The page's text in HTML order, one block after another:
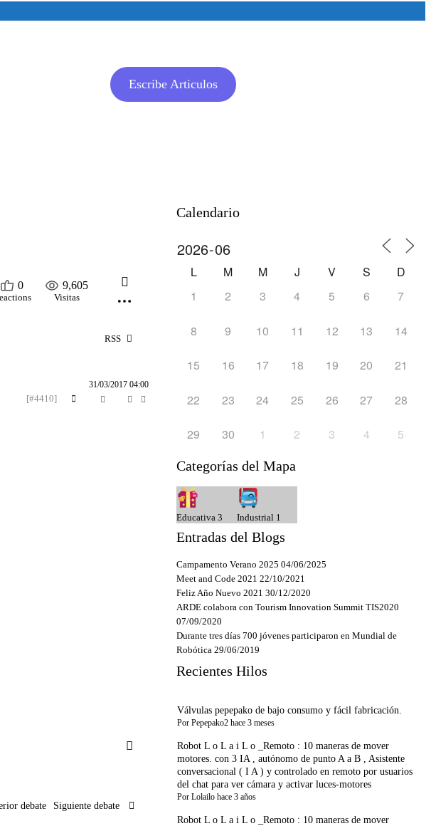
Escribe Articulos
0 9,605
Visitas
RSS
31/03/2017 04:00
[#4410]
debate Siguiente debate
Calendario
L M M J V S
D
1
2 3 4 5 6 7
8 9 10 11 12 13 14
15 16 17 18 19 20 21
22 23 24 25 26 27 28
29 30 1 2 3 4 5
Categorías del Mapa
Educativa 3 Industrial 1
Entradas del Blogs
Campamento Verano 2025 04/06/2025
Meet and Code 2021 22/10/2021
Feliz Año Nuevo 2021 30/12/2020
ARDE colabora con Tourism Innovation Summit TIS2020
07/09/2020
Durante tres días 700 jóvenes participaron en Mundial de
Robótica 29/06/2019
Recientes Hilos
Válvulas pepepako de bajo consumo y fácil fabricación.
Por Pepepako2 hace 3 meses
Robot L o L a i L o _Remoto : 10 maneras de mover
motores. con 3 IA , autónomo de punto A a B , Asistente
conversacional ( I A ) y controlado en remoto por usuarios
del chat para ver cámara y activar luces-motores
Por Lolailo hace 3 años
Robot L o L a i L o _Remoto : 10 maneras de mover